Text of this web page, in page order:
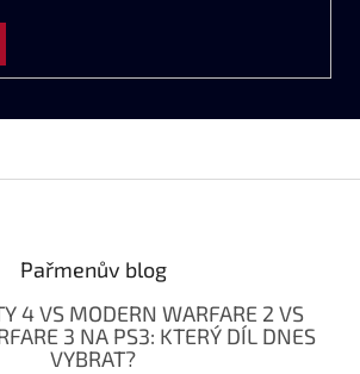
Pařmenův blog
4 VS MODERN WARFARE 2 VS
3 NA PS3: KTERÝ DÍL DNES
VYBRAT?